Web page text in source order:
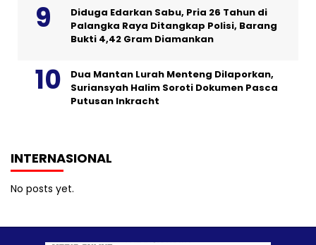
Diduga Edarkan Sabu, Pria 26 Tahun di
Palangka Raya Ditangkap Polisi, Barang
Bukti 4,42 Gram Diamankan
Dua Mantan Lurah Menteng Dilaporkan,
Suriansyah Halim Soroti Dokumen Pasca
Putusan Inkracht
INTERNASIONAL
No posts yet.